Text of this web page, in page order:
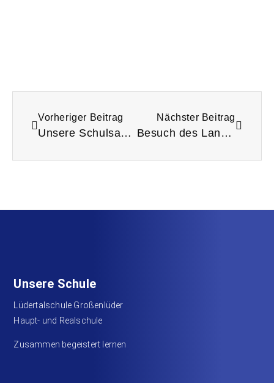
Vorheriger Beitrag
Unsere Schulsanitäter zu Besuch bei dem Herz Jesu Krankenhaus in Fulda
Nächster Beitrag
Besuch des Landtagsabgeordneten Thomas Hering an der LTS
Unsere Schule
Lüdertalschule Großenlüder
Haupt- und Realschule
Zusammen begeistert lernen